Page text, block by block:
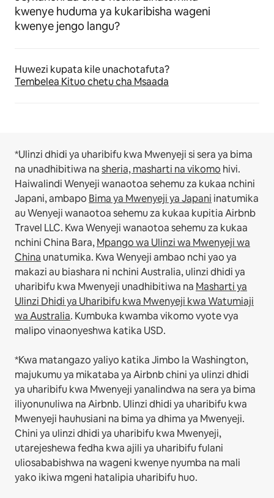
kwenye huduma ya kukaribisha wageni
kwenye jengo langu?
Huwezi kupata kile unachotafuta?
Tembelea Kituo chetu cha Msaada
*Ulinzi dhidi ya uharibifu kwa Mwenyeji si sera ya bima
na unadhibitiwa nasheria, masharti na vikomo hivi.
Haiwalindi Wenyeji wanaotoa sehemu za kukaa nchini
Japani, ambapo Bima ya Mwenyeji ya Japani inatumika
au Wenyeji wanaotoa sehemu za kukaa kupitia Airbnb
Travel LLC. Kwa Wenyeji wanaotoa sehemu za kukaa
nchini China Bara,Mpango wa Ulinzi wa Mwenyeji wa
China unatumika. Kwa Wenyeji ambao nchi yao ya
makazi au biashara ni nchini Australia, ulinzi dhidi ya
uharibifu kwa Mwenyeji unadhibitiwa na Masharti ya
Ulinzi Dhidi ya Uharibifu kwa Mwenyeji kwa Watumiaji
wa Australia. Kumbuka kwamba vikomo vyote vya
malipo vinaonyeshwa katika USD.
*Kwa matangazo yaliyo katika Jimbo la Washington,
majukumu ya mikataba ya Airbnb chini ya ulinzi dhidi
ya uharibifu kwa Mwenyeji yanalindwa na sera ya bima
iliyonunuliwa na Airbnb. Ulinzi dhidi ya uharibifu kwa
Mwenyeji hauhusiani na bima ya dhima ya Mwenyeji.
Chini ya ulinzi dhidi ya uharibifu kwa Mwenyeji,
utarejeshewa fedha kwa ajili ya uharibifu fulani
uliosababishwa na wageni kwenye nyumba na mali
yako ikiwa mgeni hatalipia uharibifu huo.